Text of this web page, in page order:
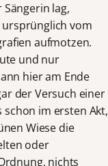
lag,
vom
aufmotzen.
und nur
hier am Ende
der Versuch einer
im ersten Akt,
Wiese die
oder
nichts